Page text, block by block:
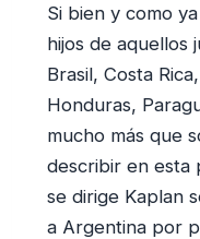
Si bien y como
hijos de aquellos
Brasil, Costa
Honduras,
mucho más que
describir en esta
se dirige Kaplan
a Argentina por